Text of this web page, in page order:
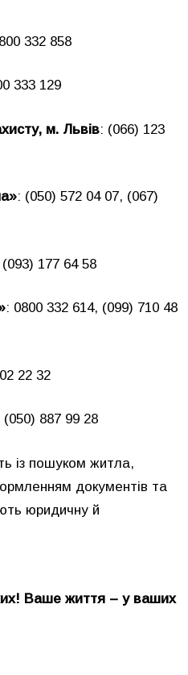
332 858
333 129
м. Львів: (066) 123
: (050) 572 04 07, (067)
(093) 177 64 58
: 0800 332 614, (099) 710 48
22 32
(050) 887 99 28
із пошуком житла,
документів та
юридичну й
Ваше життя – у ваших